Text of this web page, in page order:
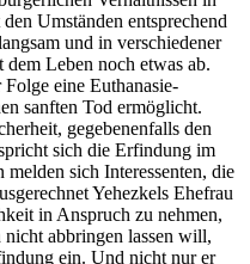
Umständen entsprechend
und in verschiedener
Leben noch etwas ab.
eine Euthanasie-
sanften Tod ermöglicht.
gegebenenfalls den
sich die Erfindung im
sich Interessenten, die
Yehezkels Ehefrau
in Anspruch zu nehmen,
abbringen lassen will,
ein. Und nicht nur er